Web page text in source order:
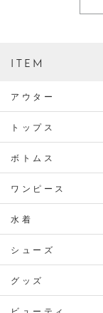
ITEM
アウター
トップス
ボトムス
ワンピース
水着
シューズ
グッズ